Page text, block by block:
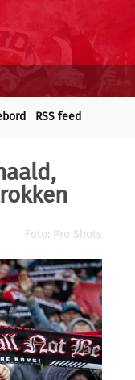
RSS feed
Foto: Pro Shots